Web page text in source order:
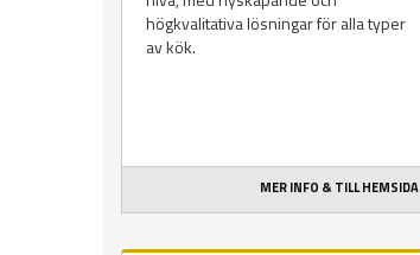
högkvalitativa lösningar för alla typer
av kök.
MER INFO & TILL HEMSIDA